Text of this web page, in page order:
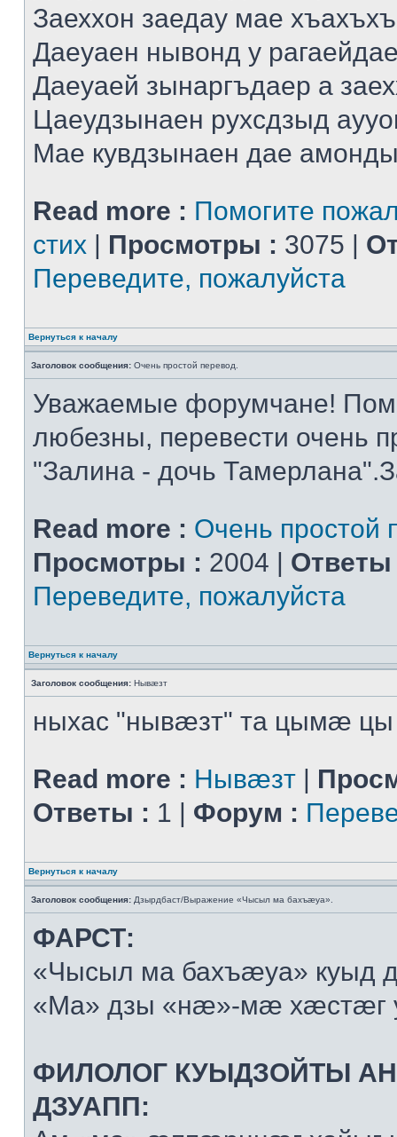
Заеххон заедау мае
Даеуаен нывонд у
Даеуаей зынаргъдаер а
Цаеудзынаен рухсдзыд
Мае кувдзынаен дае
Read more : Помогите
стих | Просмотры : 3075 |
Переведите, пожалуйста
Вернуться к началу
Заголовок сообщения: Очень простой перевод.
Уважаемые форумчане!
любезны, перевести очень
"Залина - дочь
Read more : Очень простой
Просмотры : 2004 | Ответы
Переведите, пожалуйста
Вернуться к началу
Заголовок сообщения: Нывæзт
ныхас "нывæзт" та цымæ цы
Read more : Нывæзт |
Ответы : 1 | Форум :
Вернуться к началу
Заголовок сообщения: Дзырдбаст/Выражение «Чысыл ма бахъæуа».
ФАРСТ:
«Чысыл ма бахъæуа» куыд
«Ма» дзы «нæ»-мæ хæстæг
ФИЛОЛОГ КУЫДЗОЙТЫ
ДЗУАПП: